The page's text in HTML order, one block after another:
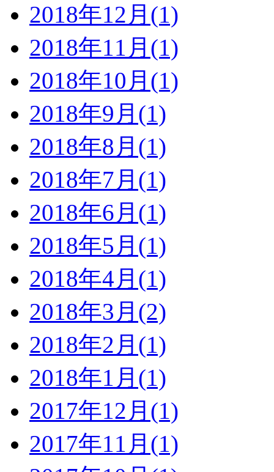
2018年12月(1)
2018年11月(1)
2018年10月(1)
2018年9月(1)
2018年8月(1)
2018年7月(1)
2018年6月(1)
2018年5月(1)
2018年4月(1)
2018年3月(2)
2018年2月(1)
2018年1月(1)
2017年12月(1)
2017年11月(1)